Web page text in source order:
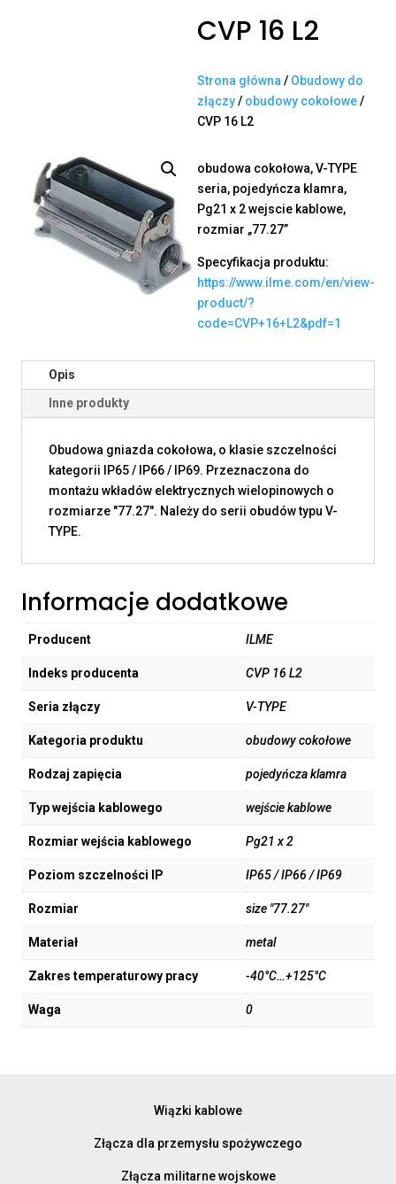
CVP 16 L2
Strona główna / Obudowy do
złączy/ obudowy cokołowe/
CVP 16 L2
obudowa cokołowa, V-TYPE
seria, pojedyńcza klamra,
Pg21 x 2 wejscie kablowe,
rozmiar „77.27”
Specyfikacja produktu:
https://www.ilme.com/en/view-
product/?
code=CVP+16+L2&pdf=1
Opis
Inne produkty
Obudowa gniazda cokołowa, o klasie szczelności
kategorii IP65 / IP66 / IP69. Przeznaczona do
montażu wkładów elektrycznych wielopinowych o
rozmiarze "77.27". Należy do serii obudów typu V-
TYPE.
Informacje dodatkowe
Producent ILME
Indeks producenta CVP 16 L2
Seria złączy V-TYPE
Kategoria produktu obudowy cokołowe
Rodzaj zapięcia pojedyńcza klamra
Typ wejścia kablowego wejście kablowe
Rozmiar wejścia kablowego Pg21 x 2
Poziom szczelności IP IP65 / IP66 / IP69
Rozmiar size "77.27"
Materiał metal
Zakres temperaturowy pracy -40°C…+125°C
Waga 0
Wiązki kablowe
Złącza dla przemysłu spożywczego
Złącza militarne wojskowe